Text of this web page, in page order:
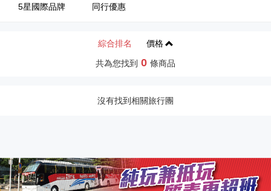
5星國際品牌
同行優惠
綜合排名 價格
共為您找到 0 條商品
沒有找到相關旅行團